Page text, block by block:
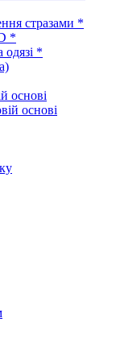
стразами *
*
*
основі
основі